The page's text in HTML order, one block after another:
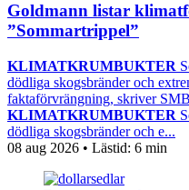
Goldmann listar
”Sommartrippel”
KLIMATKRUMBUKTER
dödliga skogsbränder och
faktaförvrängning, skriver
KLIMATKRUMBUKTER
dödliga skogsbränder och e...
08 aug 2026 • Lästid: 6 min